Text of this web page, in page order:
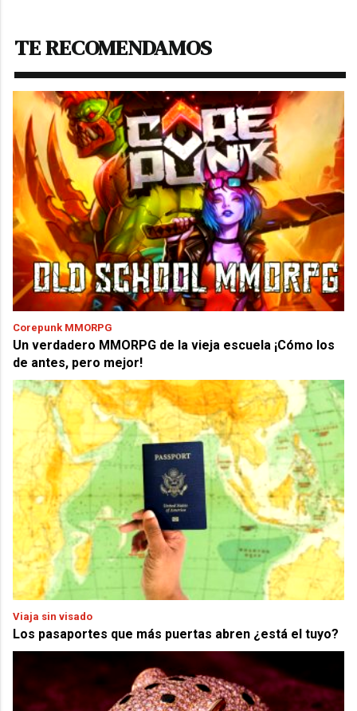
TE RECOMENDAMOS
Corepunk MMORPG
Un verdadero MMORPG de la vieja escuela ¡Cómo los
de antes, pero mejor!
Viaja sin visado
Los pasaportes que más puertas abren ¿está el tuyo?